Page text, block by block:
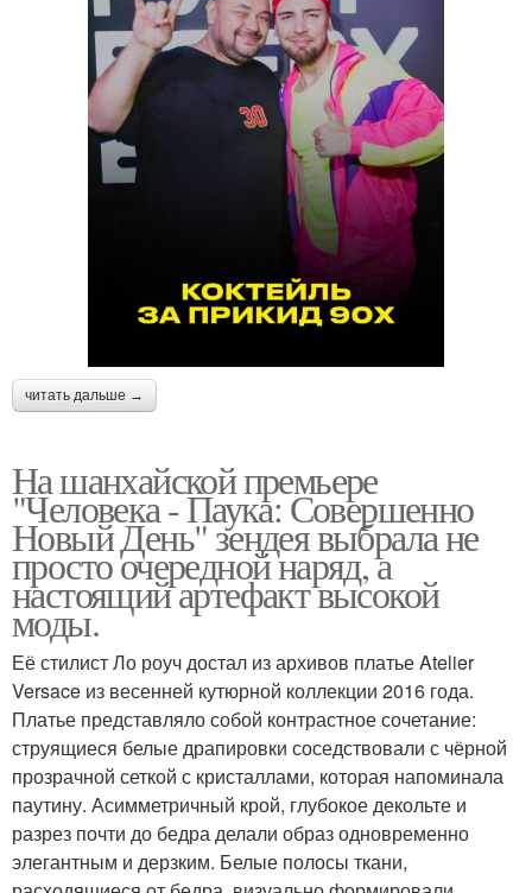
читать дальше →
На шанхайской премьере
"Человека - Паука: Совершенно
Новый День" зендея выбрала не
просто очередной наряд, а
настоящий артефакт высокой
моды.
Её стилист Ло роуч достал из архивов платье Atelier
Versace из весенней кутюрной коллекции 2016 года.
Платье представляло собой контрастное сочетание:
струящиеся белые драпировки соседствовали с чёрной
прозрачной сеткой с кристаллами, которая напоминала
паутину. Асимметричный крой, глубокое декольте и
разрез почти до бедра делали образ одновременно
элегантным и дерзким. Белые полосы ткани,